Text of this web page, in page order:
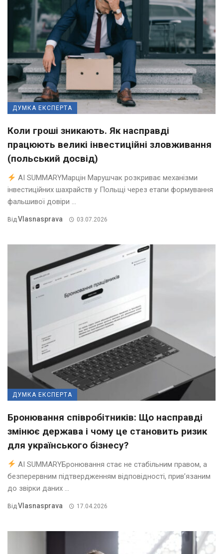
ДУМКА ЕКСПЕРТА
Коли гроші зникають. Як насправді
працюють великі інвестиційні зловживання
(польський досвід)
AI SUMMARYМарцін Марушчак розкриває механізми
інвестиційних шахрайств у Польщі через етапи формування
фальшивої довіри ...
ВідVlasnasprava 03.07.2026
ДУМКА ЕКСПЕРТА
Бронювання співробітників: Що насправді
змінює держава і чому це становить ризик
для українського бізнесу?
AI SUMMARYБронювання стає не стабільним правом, а
безперервним підтвердженням відповідності, прив’язаним
до звірки даних ...
Від Vlasnasprava 17.04.2026